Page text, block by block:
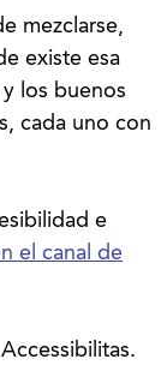
mezclarse,
existe esa
los buenos
cada uno con
e
el canal de